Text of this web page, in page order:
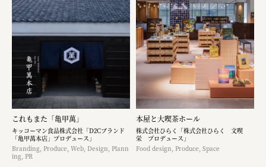
これもまた「亀甲萬」
キッコーマン食品株式会社「D2Cブランド
「亀甲萬本店」プロデュース」
Branding, Produce, Web, Design, Plann
ing, PR
本屋と大喫茶ホール
株式会社ひらく「株式会社ひらく 文喫
栄 プロデュース」
Food design, Produce, Space